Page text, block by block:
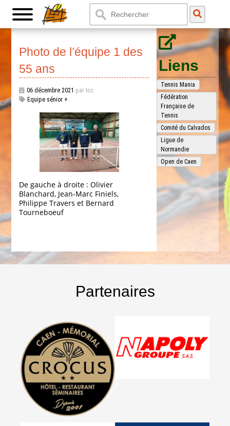
Photo de l’équipe 1 des
55 ans
06 décembre 2021 par tcc
Equipe sénior +
De gauche à droite : Olivier
Blanchard, Jean-Marc Finiels,
Philippe Travers et Bernard
Tourneboeuf
Liens
Tennis Mania
Fédération
Française de
Tennis
Comité du Calvados
Ligue de
Normandie
Open de Caen
Partenaires